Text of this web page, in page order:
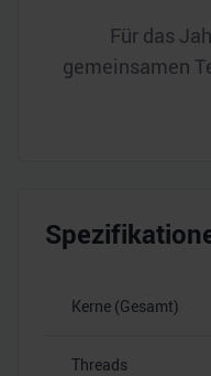
Für das
gemeinsamen
Kerne (Gesamt)
Threads